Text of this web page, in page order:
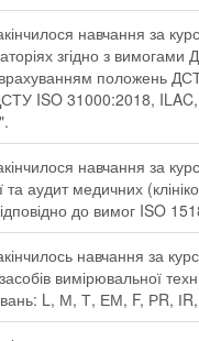
навчання за
згідно з
положень
ISO 31000:2018,
навчання за
та аудит медичних
до вимог ISO
навчання за
вимірювальної
L, М, Т, ЕМ, F, РR,